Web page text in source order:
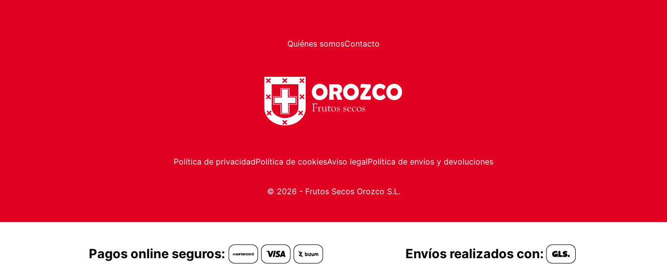
Quiénes somosContacto
Política de privacidadPolítica de cookiesAviso legalPolítica de envíos y devoluciones
© 2026 - Frutos Secos Orozco S.L.
Pagos online seguros: Envíos realizados con: